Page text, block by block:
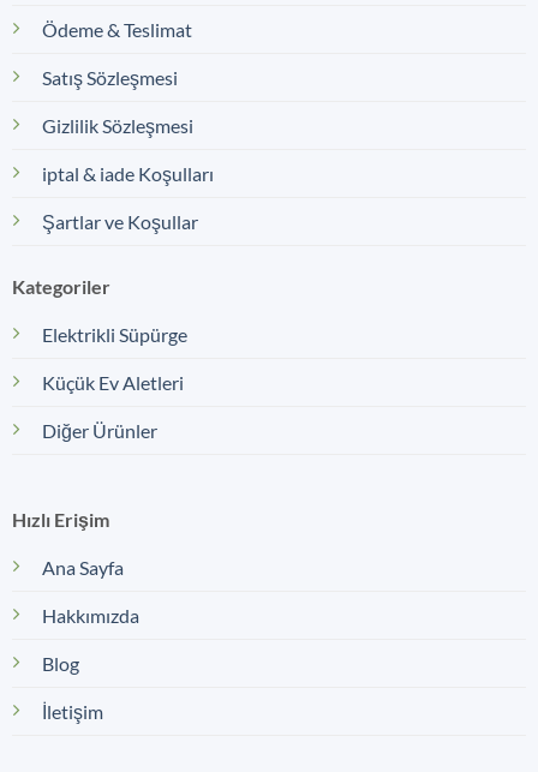
Ödeme & Teslimat
Satış Sözleşmesi
Gizlilik Sözleşmesi
iptal & iade Koşulları
Şartlar ve Koşullar
Kategoriler
Elektrikli Süpürge
Küçük Ev Aletleri
Diğer Ürünler
Hızlı Erişim
Ana Sayfa
Hakkımızda
Blog
İletişim